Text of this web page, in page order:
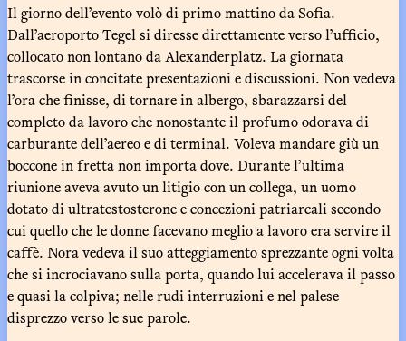
Il giorno dell’evento volò di primo mattino da Sofia.
Dall’aeroporto Tegel si diresse direttamente verso l’ufficio,
collocato non lontano da Alexanderplatz. La giornata
trascorse in concitate presentazioni e discussioni. Non vedeva
l’ora che finisse, di tornare in albergo, sbarazzarsi del
completo da lavoro che nonostante il profumo odorava di
carburante dell’aereo e di terminal. Voleva mandare giù un
boccone in fretta non importa dove. Durante l’ultima
riunione aveva avuto un litigio con un collega, un uomo
dotato di ultratestosterone e concezioni patriarcali secondo
cui quello che le donne facevano meglio a lavoro era servire il
caffè. Nora vedeva il suo atteggiamento sprezzante ogni volta
che si incrociavano sulla porta, quando lui accelerava il passo
e quasi la colpiva; nelle rudi interruzioni e nel palese
disprezzo verso le sue parole.